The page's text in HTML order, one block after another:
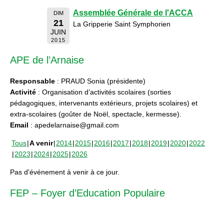
DIM
21
JUIN
2015
Assemblée Générale de l'ACCA
La Gripperie Saint Symphorien
APE de l’Arnaise
Responsable : PRAUD Sonia (présidente)
Activité : Organisation d’activités scolaires (sorties
pédagogiques, intervenants extérieurs, projets scolaires) et
extra-scolaires (goûter de Noël, spectacle, kermesse).
Email : apedelarnaise@gmail.com
Tous A venir 2014 2015 2016 2017 2018 2019 2020 2022
2023 2024 2025 2026
Pas d'événement à venir à ce jour.
FEP – Foyer d’Education Populaire